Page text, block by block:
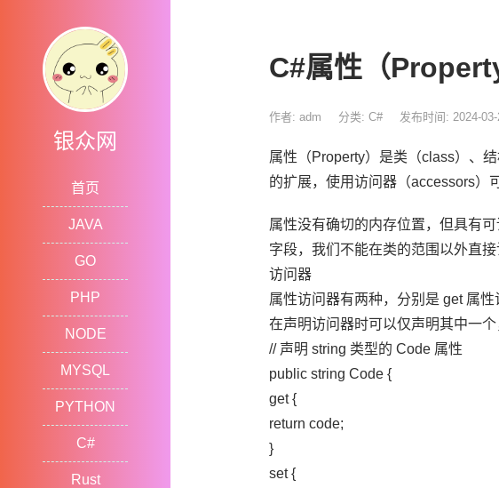
银众网
首页
JAVA
GO
PHP
NODE
MYSQL
PYTHON
C#
Rust
C#属性（Property
作者: adm 分类: C# 发布时间: 2024-
属性（Property）是类（class）、
的扩展，使用访问器（accessors）
属性没有确切的内存位置，但具有
字段，我们不能在类的范围以外直
访问器
属性访问器有两种，分别是 get 属
在声明访问器时可以仅声明其中一
// 声明 string 类型的 Code 属性
public string Code {
get {
return code;
}
set {